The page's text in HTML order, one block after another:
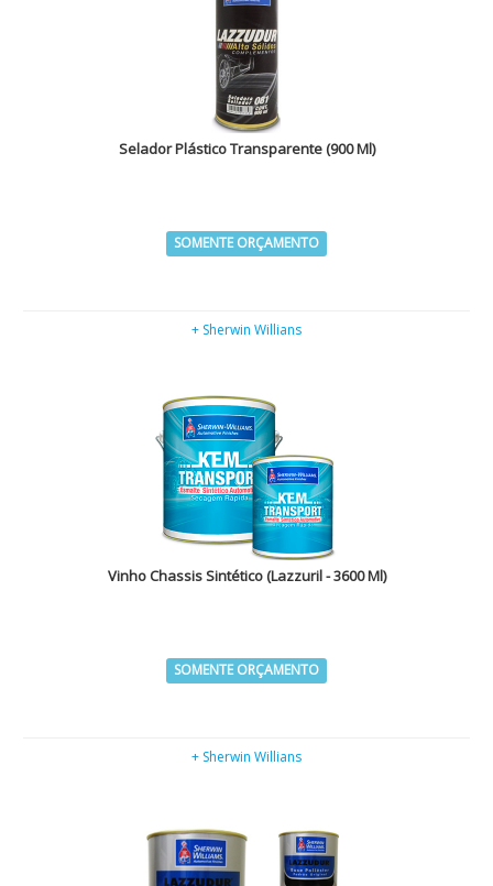
Selador Plástico Transparente (900 Ml)
SOMENTE ORÇAMENTO
+ Sherwin Willians
Vinho Chassis Sintético (Lazzuril - 3600 Ml)
SOMENTE ORÇAMENTO
+ Sherwin Willians